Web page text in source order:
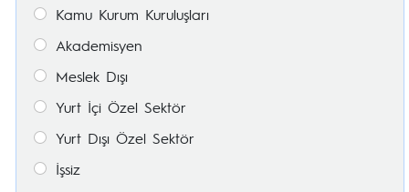
Kamu Kurum Kuruluşları
Akademisyen
Meslek Dışı
Yurt İçi Özel Sektör
Yurt Dışı Özel Sektör
İşsiz